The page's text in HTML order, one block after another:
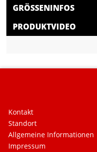
GRÖSSENINFOS
PRODUKTVIDEO
Kontakt
Standort
Allgemeine Informationen
Impressum